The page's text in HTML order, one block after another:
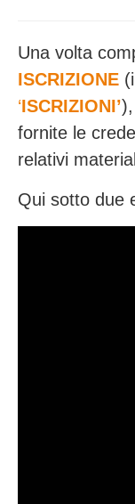
Una volta
ISCRIZIONE
‘ISCRIZIONI’
fornite le
relativi
Qui sotto due